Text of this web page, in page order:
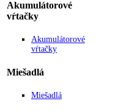
Akumulátorové
vŕtačky
Akumulátorové
vŕtačky
Miešadlá
Miešadlá